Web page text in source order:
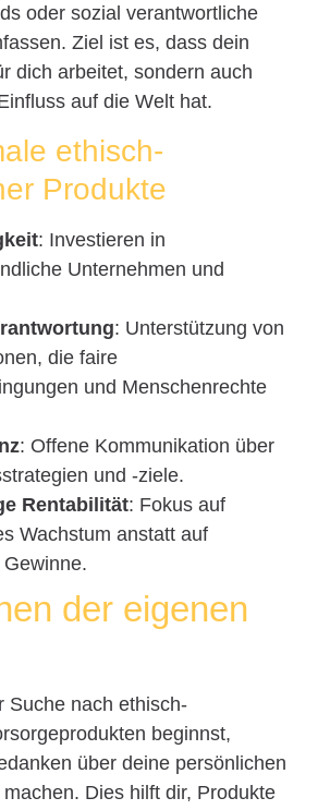
oder sozial verantwortliche
Ziel ist es, dass dein
dich arbeitet, sondern auch
auf die Welt hat.
ethisch-
Produkte
: Investieren in
Unternehmen und
: Unterstützung von
die faire
und Menschenrechte
: Offene Kommunikation über
und -ziele.
Rentabilität: Fokus auf
Wachstum anstatt auf
der eigenen
Suche nach ethisch-
beginnst,
über deine persönlichen
Dies hilft dir, Produkte